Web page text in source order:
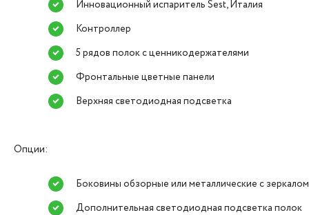
Инновационный испаритель Sest, Италия
Контроллер
5 рядов полок с ценникодержателями
Фронтальные цветные панели
Верхняя светодиодная подсветка
Опции:
Боковины обзорные или металлические с зеркалом
Дополнительная светодиодная подсветка полок